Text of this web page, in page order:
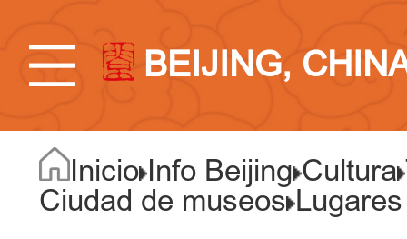
BEIJING,
Inicio Info Beijing Cultura
Ciudad de museos Lugares